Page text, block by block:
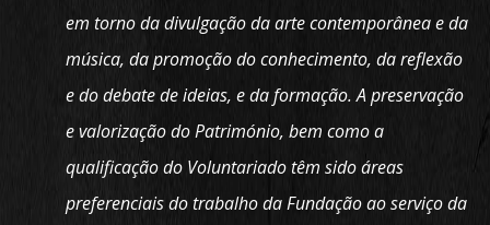
em torno da divulgação da arte contemporânea e da
música, da promoção do conhecimento, da reflexão
e do debate de ideias, e da formação. A preservação
e valorização do Património, bem como a
qualificação do Voluntariado têm sido áreas
preferenciais do trabalho da Fundação ao serviço da